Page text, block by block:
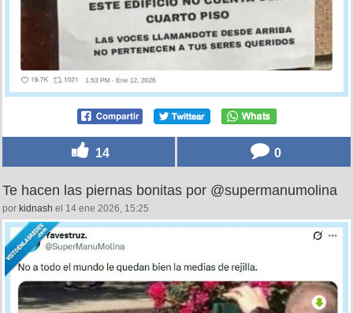
14 0
Te hacen las piernas bonitas por @supermanumolina
por kidnash el 14 ene 2026, 15:25